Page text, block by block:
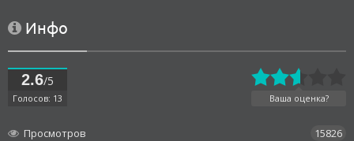
Инфо
2.6/5
Голосов: 13 Ваша оценка?
Просмотров
15826